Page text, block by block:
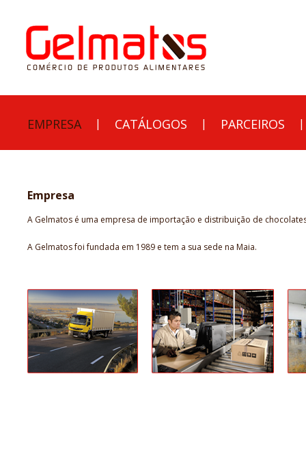
EMPRESA | CATÁLOGOS | PARCEIROS |
Empresa
A Gelmatos é uma empresa de importação e distribuição de
A Gelmatos foi fundada em 1989 e tem a sua sede na Maia.